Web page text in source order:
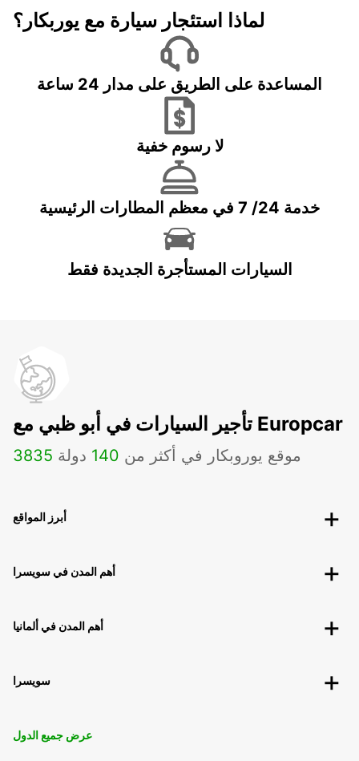
لماذا استئجار سيارة مع يوربكار؟
المساعدة على الطريق على مدار 24 ساعة
لا رسوم خفية
خدمة 24/ 7 في معظم المطارات الرئيسية
السيارات المستأجرة الجديدة فقط
تأجير السيارات في أبو ظبي مع Europcar
3835 موقع يوروبكار في أكثر من 140 دولة
أبرز المواقع
أهم المدن في سويسرا
أهم المدن في ألمانيا
سويسرا
عرض جميع الدول